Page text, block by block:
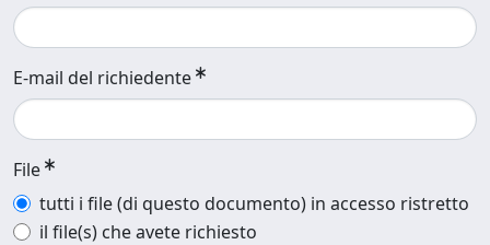
E-mail del richiedente
File
tutti i file (di questo documento) in accesso ristretto
il file(s) che avete richiesto